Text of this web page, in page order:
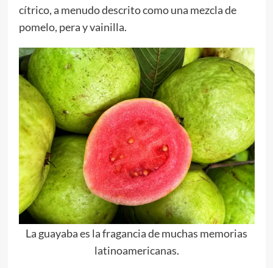
cítrico, a menudo descrito como una mezcla de
pomelo, pera y vainilla.
La guayaba es la fragancia de muchas memorias
latinoamericanas.